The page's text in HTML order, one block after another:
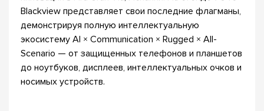
Blackview представляет свои последние флагманы,
демонстрируя полную интеллектуальную
экосистему AI × Communication × Rugged × All-
Scenario — от защищенных телефонов и планшетов
до ноутбуков, дисплеев, интеллектуальных очков и
носимых устройств.